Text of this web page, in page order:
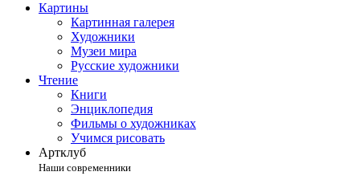
Картины
Картинная галерея
Художники
Музеи мира
Русские художники
Чтение
Книги
Энциклопедия
Фильмы о художниках
Учимся рисовать
Артклуб
Наши современники